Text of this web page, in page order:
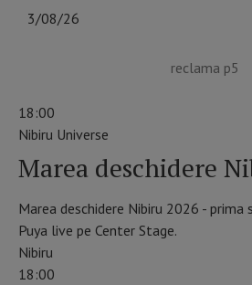
3/08/26
reclama p5
18:00
Nibiru Universe
Marea deschidere
Marea deschidere Nibiru 2026 - prima
Puya live pe Center Stage.
Nibiru
18:00